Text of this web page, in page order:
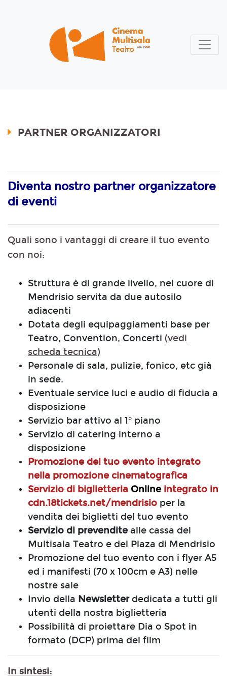
PARTNER ORGANIZZATORI
Diventa nostro partner organizzatore
di eventi
Quali sono i vantaggi di creare il tuo evento
con noi:
Struttura è di grande livello, nel cuore di
Mendrisio servita da due autosilo
adiacenti
Dotata degli equipaggiamenti base per
Teatro, Convention, Concerti (vedi
scheda tecnica)
Personale di sala, pulizie, fonico, etc già
in sede.
Eventuale service luci e audio di fiducia a
disposizione
Servizio bar attivo al 1° piano
Servizio di catering interno a
disposizione
Promozione del tuo evento integrato
nella promozione cinematografica
Servizio di biglietteria Onlineintegrato in
cdn.18tickets.net/mendrisio per la
vendita dei biglietti del tuo evento
Servizio di prevenditealle cassa del
Multisala Teatro e del Plaza di Mendrisio
Promozione del tuo evento con i flyer A5
ed i manifesti (70 x 100cm e A3) nelle
nostre sale
Invio della Newsletterdedicata a tutti gli
utenti della nostra biglietteria
Possibilità di proiettare Dia o Spot in
formato (DCP) prima dei film
In sintesi: